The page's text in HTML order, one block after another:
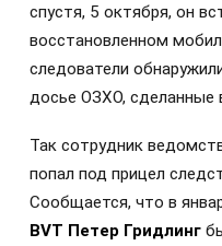
спустя, 5 октября, он
восстановленном
следователи
досье ОЗХО, сделанные
Так сотрудник
попал под прицел
Сообщается, что в
BVT Петер Гридлинг